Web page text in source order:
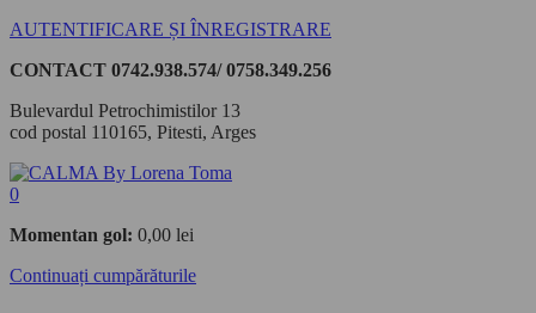
AUTENTIFICARE ȘI ÎNREGISTRARE
CONTACT 0742.938.574/ 0758.349.256
Bulevardul Petrochimistilor 13
cod postal 110165, Pitesti, Arges
0
Momentan gol: 0,00 lei
Continuați cumpărăturile